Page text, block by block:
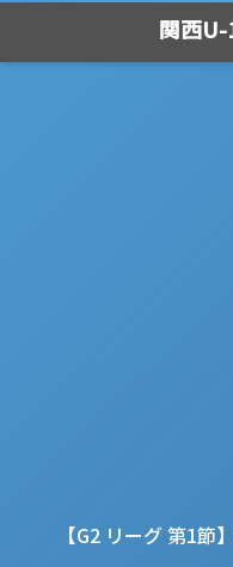
関西
【G2 リーグ 第1